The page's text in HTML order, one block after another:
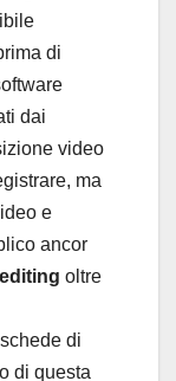
di
dai
video
ma
e
ancor
oltre
di
di questa